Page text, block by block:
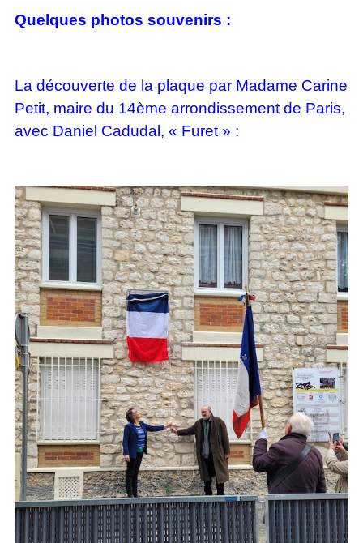
Quelques photos souvenirs :
La découverte de la plaque par Madame Carine
Petit, maire du 14ème arrondissement de Paris,
avec Daniel Cadudal, « Furet » :